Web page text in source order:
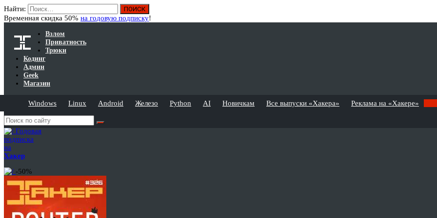
Найти:
Временная скидка 50% на годовую подписку!
Взлом
Приватность
Трюки
Кодинг
Админ
Geek
Магазин
Windows Linux Android Железо Python AI Новичкам Все выпуски «Хакера» Реклама на «Хакере»
Годовая
подписка
на
Хакер
-50%